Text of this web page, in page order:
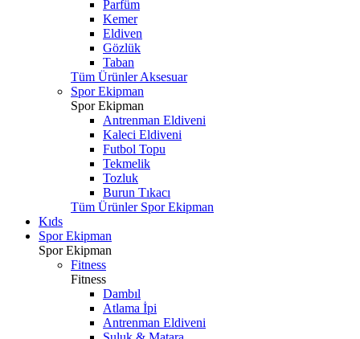
Parfüm
Kemer
Eldiven
Gözlük
Taban
Tüm Ürünler Aksesuar
Spor Ekipman
Spor Ekipman
Antrenman Eldiveni
Kaleci Eldiveni
Futbol Topu
Tekmelik
Tozluk
Burun Tıkacı
Tüm Ürünler Spor Ekipman
Kıds
Spor Ekipman
Spor Ekipman
Fitness
Fitness
Dambıl
Atlama İpi
Antrenman Eldiveni